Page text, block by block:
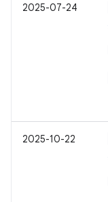
2025-07-24
2025-10-22